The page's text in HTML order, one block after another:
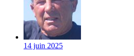
14 juin 2025